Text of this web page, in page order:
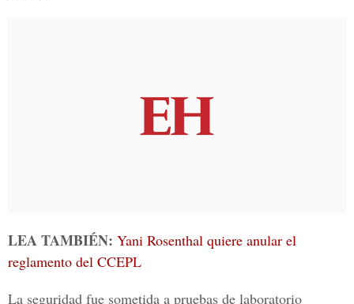
LEA TAMBIÉN: Yani Rosenthal quiere anular el
reglamento del CCEPL
La seguridad fue sometida a pruebas de laboratorio